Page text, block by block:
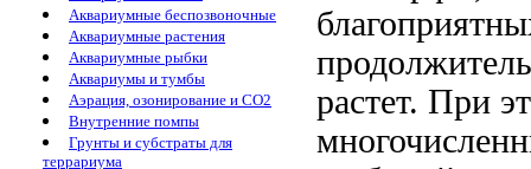
Аквариумные беспозвоночные
Аквариумные растения
Аквариумные рыбки
Аквариумы и тумбы
Аэрация, озонирование и CO2
Внутренние помпы
Грунты и субстраты для
террариума
растет. При